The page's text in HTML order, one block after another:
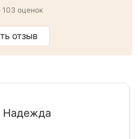
103 оценок
отзыв
Надежда